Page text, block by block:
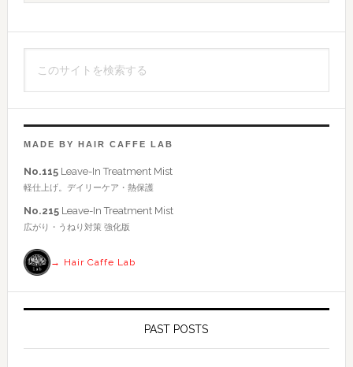
イ
バ
ー
ト
検
す
MADE BY HAIR CAFFE LAB
No.115Leave-In Treatment Mist
軽仕上げ。デイリーケア・熱保護
No.215Leave-In Treatment Mist
広がり・うねり対策 強化版
→ Hair Caffe Lab
PAST POSTS